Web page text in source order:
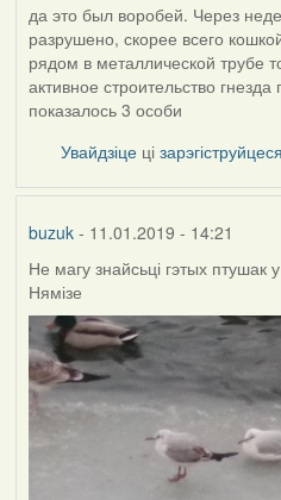
да это был воробей. Через
разрушено, скорее всего
рядом в металлической
активное строительство
показалось 3 особи
Увайдзіце цізарэгіструйцеся
buzuk- 11.01.2019 - 14:21
Не магу знайсьці гэтых птушак
Нямізе